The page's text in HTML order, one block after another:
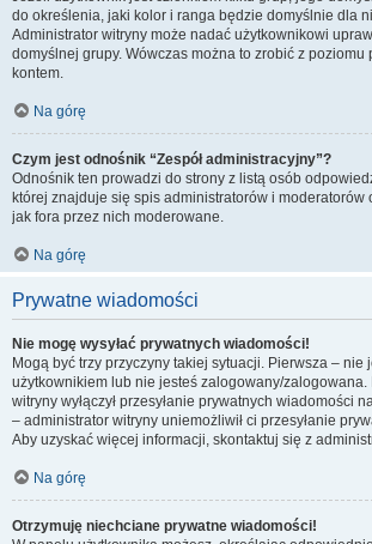
do określenia, jaki kolor i ranga będzie domyślnie dla
Administrator witryny może nadać użytkownikowi
domyślnej grupy. Wówczas można to zrobić z
kontem.
Na górę
Czym jest odnośnik “Zespół administracyjny”?
Odnośnik ten prowadzi do strony z listą osób
której znajduje się spis administratorów i moderatorów
jak fora przez nich moderowane.
Na górę
Prywatne wiadomości
Nie mogę wysyłać prywatnych wiadomości!
Mogą być trzy przyczyny takiej sytuacji. Pierwsza – nie
użytkownikiem lub nie jesteś zalogowany/
witryny wyłączył przesyłanie prywatnych wiadomości
– administrator witryny uniemożliwił ci przesyłanie
Aby uzyskać więcej informacji, skontaktuj się z
Na górę
Otrzymuję niechciane prywatne wiadomości!